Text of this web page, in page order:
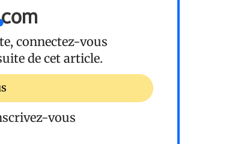
connectez-vous
de cet article.
vous